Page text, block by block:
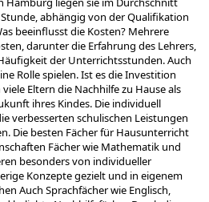
abhängig von der Qualifikation
beeinflusst die Kosten? Mehrere
darunter die Erfahrung des Lehrers,
der Unterrichtsstunden. Auch
Rolle spielen. Ist es die Investition
Eltern die Nachhilfe zu Hause als
ihres Kindes. Die individuell
verbesserten schulischen Leistungen
Die besten Fächer für Hausunterricht
Fächer wie Mathematik und
besonders von individueller
Konzepte gezielt und in eigenem
Auch Sprachfächer wie Englisch,